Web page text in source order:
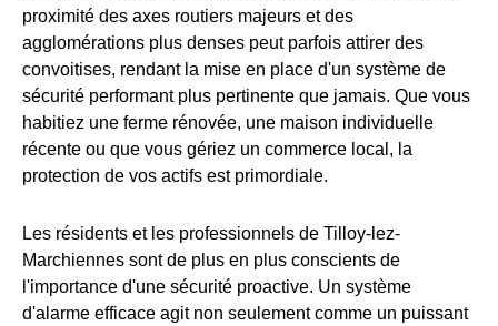
proximité des axes routiers majeurs et des
agglomérations plus denses peut parfois attirer des
convoitises, rendant la mise en place d'un système de
sécurité performant plus pertinente que jamais. Que vous
habitiez une ferme rénovée, une maison individuelle
récente ou que vous gériez un commerce local, la
protection de vos actifs est primordiale.
Les résidents et les professionnels de Tilloy-lez-
Marchiennes sont de plus en plus conscients de
l'importance d'une sécurité proactive. Un système
d'alarme efficace agit non seulement comme un puissant